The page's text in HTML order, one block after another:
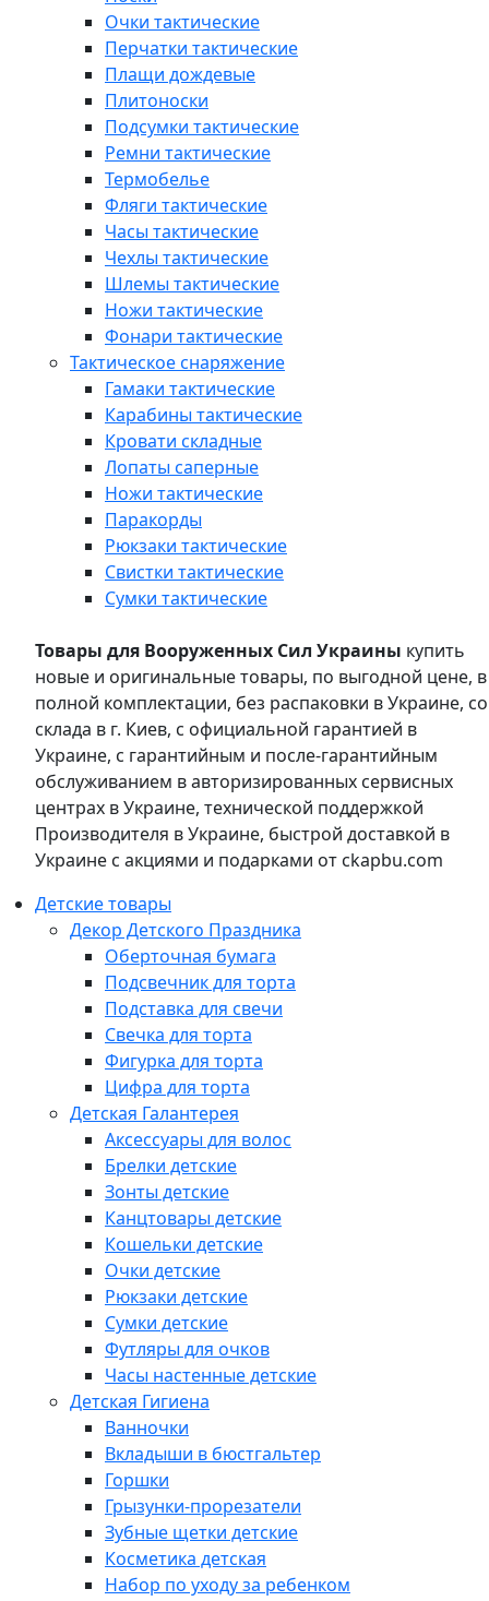
Очки тактические
Перчатки тактические
Плащи дождевые
Плитоноски
Подсумки тактические
Ремни тактические
Термобелье
Фляги тактические
Часы тактические
Чехлы тактические
Шлемы тактические
Ножи тактические
Фонари тактические
Тактическое снаряжение
Гамаки тактические
Карабины тактические
Кровати складные
Лопаты саперные
Ножи тактические
Паракорды
Рюкзаки тактические
Свистки тактические
Сумки тактические
Товары для Вооруженных Сил Украины купить
новые и оригинальные товары, по выгодной цене, в
полной комплектации, без распаковки в Украине, со
склада в г. Киев, с официальной гарантией в
Украине, с гарантийным и после-гарантийным
обслуживанием в авторизированных сервисных
центрах в Украине, технической поддержкой
Производителя в Украине, быстрой доставкой в
Украине с акциями и подарками от ckapbu.com
Детские товары
Декор Детского Праздника
Оберточная бумага
Подсвечник для торта
Подставка для свечи
Свечка для торта
Фигурка для торта
Цифра для торта
Детская Галантерея
Аксессуары для волос
Брелки детские
Зонты детские
Канцтовары детские
Кошельки детские
Очки детские
Рюкзаки детские
Сумки детские
Футляры для очков
Часы настенные детские
Детская Гигиена
Ванночки
Вкладыши в бюстгальтер
Горшки
Грызунки-прорезатели
Зубные щетки детские
Косметика детская
Набор по уходу за ребенком